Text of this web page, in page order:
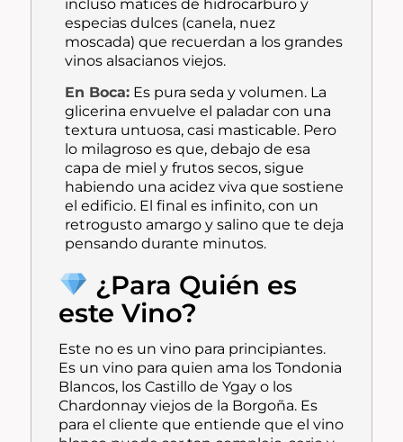
incluso matices de hidrocarburo y
especias dulces (canela, nuez
moscada) que recuerdan a los grandes
vinos alsacianos viejos.
En Boca: Es pura seda y volumen. La
glicerina envuelve el paladar con una
textura untuosa, casi masticable. Pero
lo milagroso es que, debajo de esa
capa de miel y frutos secos, sigue
habiendo una acidez viva que sostiene
el edificio. El final es infinito, con un
retrogusto amargo y salino que te deja
pensando durante minutos.
¿Para Quién es
este Vino?
Este no es un vino para principiantes.
Es un vino para quien ama losTondonia
Blancos, losCastillo de Ygay o los
Chardonnay viejos de la Borgoña. Es
para el cliente que entiende que el vino